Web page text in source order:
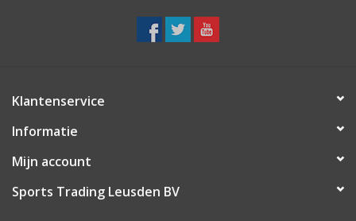
Klantenservice
Informatie
Mijn account
Sports Trading Leusden BV